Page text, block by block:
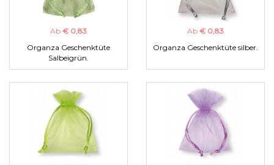
Ab € 0,83
Organza Geschenktüte
Salbeigrün.
Ab € 0,83
Organza Geschenktüte silber.